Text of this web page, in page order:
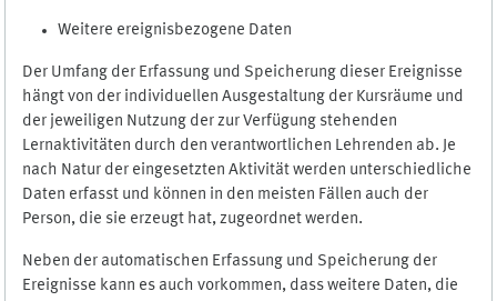
Weitere ereignisbezogene Daten
Der Umfang der Erfassung und Speicherung dieser Ereignisse
hängt von der individuellen Ausgestaltung der Kursräume und
der jeweiligen Nutzung der zur Verfügung stehenden
Lernaktivitäten durch den verantwortlichen Lehrenden ab. Je
nach Natur der eingesetzten Aktivität werden unterschiedliche
Daten erfasst und können in den meisten Fällen auch der
Person, die sie erzeugt hat, zugeordnet werden.
Neben der automatischen Erfassung und Speicherung der
Ereignisse kann es auch vorkommen, dass weitere Daten, die